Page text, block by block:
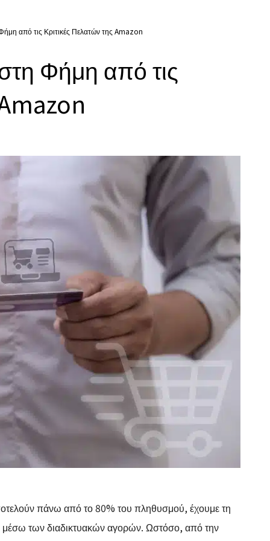
από τις Κριτικές Πελατών της Amazon
Φήμη από τις
πάνω από το 80% του πληθυσμού, έχουμε τη
μέσω των διαδικτυακών αγορών. Ωστόσο, από την